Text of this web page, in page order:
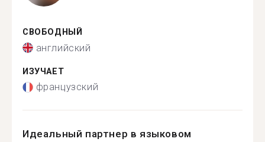
СВОБОДНЫЙ
английский
ИЗУЧАЕТ
французский
Идеальный партнер в языковом